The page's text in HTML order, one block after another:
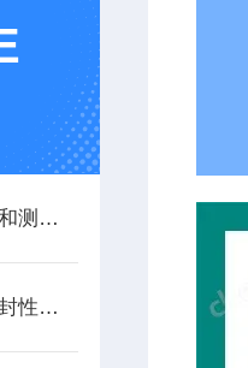
密封性测试仪的测试原理和测试方法
无菌包装袋微生物侵入密封性试验仪的详细介绍